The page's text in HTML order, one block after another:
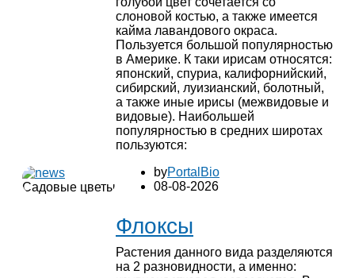
слоновой костью, а также имеется
кайма лавандового окраса.
Пользуется большой популярностью
в Америке. К таки ирисам относятся:
японский, спуриа, калифорнийский,
сибирский, луизианский, болотный,
а также иные ирисы (межвидовые и
видовые). Наибольшей
популярностью в средних широтах
пользуются:
Садовые цветы
byPortalBio
08-08-2026
Флоксы
Растения данного вида разделяются
на 2 разновидности, а именно: